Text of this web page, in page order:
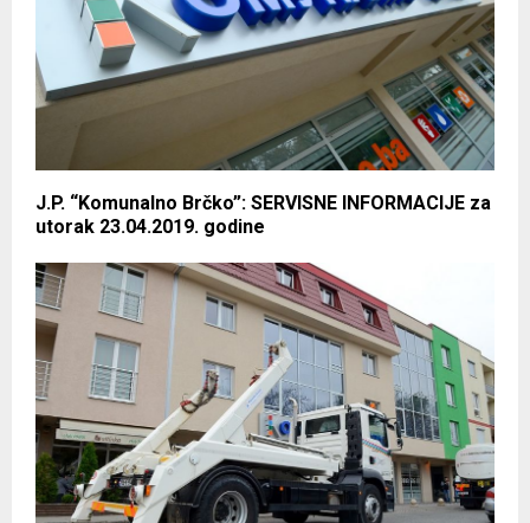
J.P. “Komunalno Brčko”: SERVISNE INFORMACIJE za
utorak 23.04.2019. godine